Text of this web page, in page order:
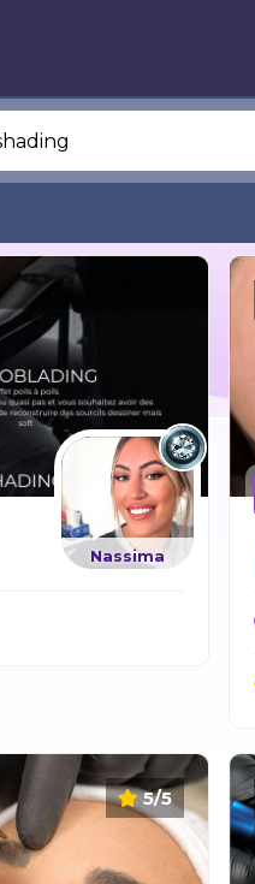
Nassima
5/5